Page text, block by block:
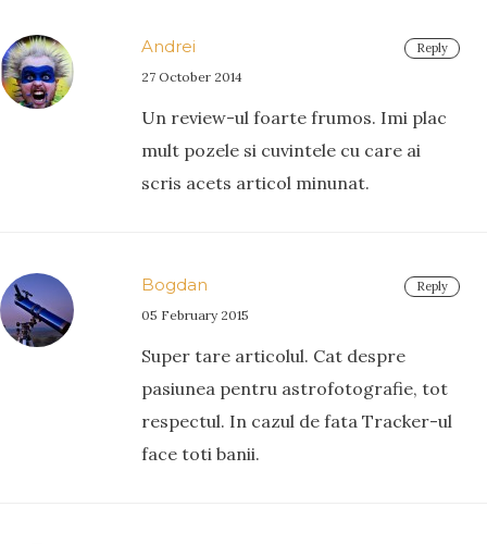
Reply
Andrei
27 October 2014
Un review-ul foarte frumos. Imi plac
mult pozele si cuvintele cu care ai
scris acets articol minunat.
Reply
Bogdan
05 February 2015
Super tare articolul. Cat despre
pasiunea pentru astrofotografie, tot
respectul. In cazul de fata Tracker-ul
face toti banii.